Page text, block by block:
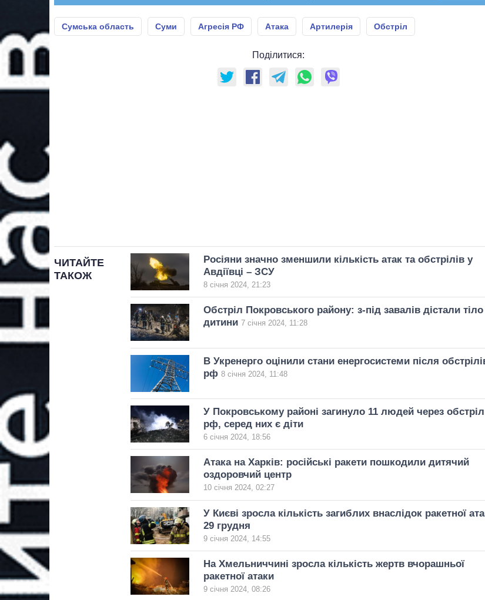
Сумська область Суми Агресія РФ Атака Артилерія Обстріл
Поділитися:
ЧИТАЙТЕ
ТАКОЖ
Росіяни значно зменшили кількість атак та обстрілів у
Авдіївці – ЗСУ
8 січня 2024, 21:23
Обстріл Покровського району: з-під завалів дістали тіло
дитини 7 січня 2024, 11:28
В Укренерго оцінили стани енергосистеми після
рф 8 січня 2024, 11:48
У Покровському районі загинуло 11 людей через обстріл
рф, серед них є діти
6 січня 2024, 18:56
Атака на Харків: російські ракети пошкодили дитячий
оздоровчий центр
10 січня 2024, 02:27
У Києві зросла кількість загиблих внаслідок ракетної
29 грудня
9 січня 2024, 14:55
На Хмельниччині зросла кількість жертв вчорашньої
ракетної атаки
9 січня 2024, 08:26